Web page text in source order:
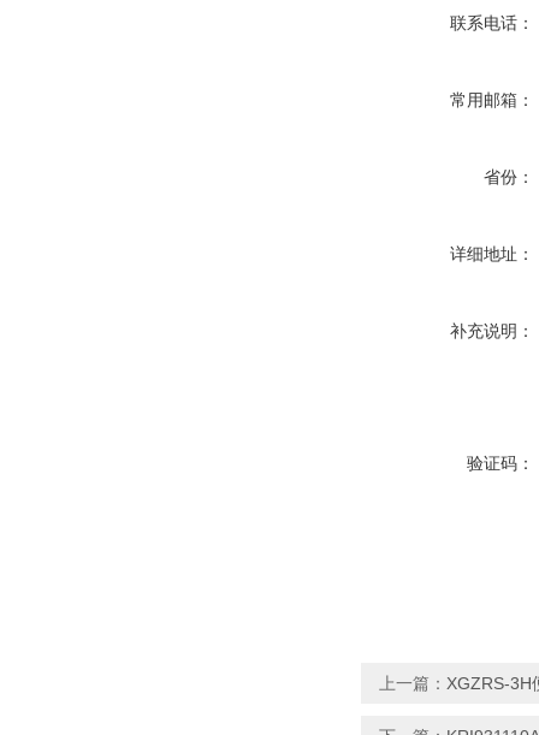
联系电话：
常用邮箱：
省份：
详细地址：
补充说明：
验证码：
上一篇： XGZRS-3H